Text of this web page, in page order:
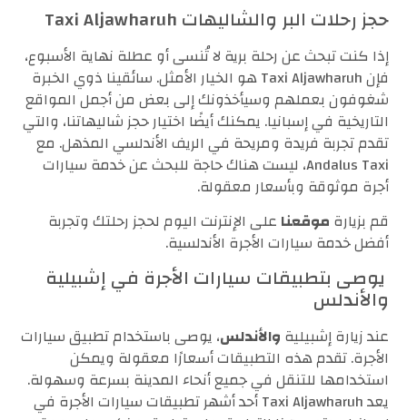
حجز رحلات البر والشاليهات Taxi Aljawharuh
إذا كنت تبحث عن رحلة برية لا تُنسى أو عطلة نهاية الأسبوع،
فإن Taxi Aljawharuh هو الخيار الأمثل. سائقينا ذوي الخبرة
شغوفون بعملهم وسيأخذونك إلى بعض من أجمل المواقع
التاريخية في إسبانيا. يمكنك أيضًا اختيار حجز شاليهاتنا، والتي
تقدم تجربة فريدة ومريحة في الريف الأندلسي المذهل. مع
Andalus Taxi، ليست هناك حاجة للبحث عن خدمة سيارات
أجرة موثوقة وبأسعار معقولة.
قم بزيارة موقعنا على الإنترنت اليوم لحجز رحلتك وتجربة
أفضل خدمة سيارات الأجرة الأندلسية.
يوصى بتطبيقات سيارات الأجرة في إشبيلية
والأندلس
عند زيارة إشبيلية والأندلس، يوصى باستخدام تطبيق سيارات
الأجرة. تقدم هذه التطبيقات أسعارًا معقولة ويمكن
استخدامها للتنقل في جميع أنحاء المدينة بسرعة وسهولة.
يعد Taxi Aljawharuh أحد أشهر تطبيقات سيارات الأجرة في